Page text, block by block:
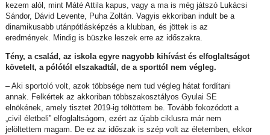
kezem alól, mint Máté Attila kapus, vagy a ma is még játszó Lukácsi
Sándor, Dávid Levente, Puha Zoltán. Vagyis ekkoriban indult be a
dinamikusabb utánpótlásképzés a klubban, és jöttek is az
eredmények. Mindig is büszke leszek erre az időszakra.
Tény, a család, az iskola egyre nagyobb kihívást és elfoglaltságot
követelt, a pólótól elszakadtál, de a sporttól nem végleg.
– Aki sportoló volt, azok többsége nem tud végleg hátat fordítani
annak. Felkértek az akkoriban többszakosztályos Gyulai SE
elnökének, amely tisztet 2019-ig töltöttem be. Tovább fokozódott a
„civil életbeli” elfoglaltságom, ezért az újabb ciklusra már nem
jelöltettem magam. De ez az időszak is szép volt az életemben, ekkor